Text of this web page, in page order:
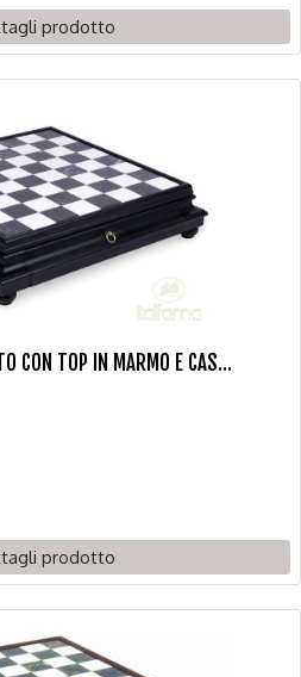
prodotto
CON TOP IN MARMO E CAS...
prodotto